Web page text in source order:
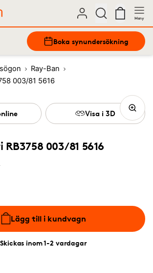
Meny
Boka synundersökning
Ray-Ban
003/81 5616
003/81 5616
Lägg till i kundvagn
Skickas inom 1-2 vardagar
Visa i 3D